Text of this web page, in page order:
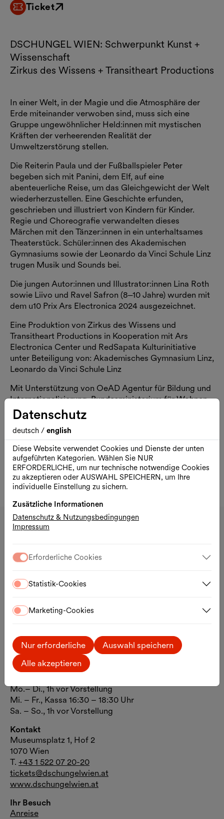
Ticket
Externer Link
DSCHUNGEL WIEN: Schwerpunkt Kunst +
Wissenschaft
Zirkus des Wissens + Transitheart Productions
In einer Welt, in der Magie und die Atmosphäre der
Erde miteinander verwoben sind, muss sich eine
Gruppe ungewöhnlicher Held:innen mit mystischen
Kräften der verheerenden Realität der
Umweltzerstörung stellen.
Die Reiterin Paula und der Fußballspieler Peter
begeben sich mit Panini, dem Elf, auf eine
abenteuerliche Reise, um das Gleichgewicht der Welt
wiederherzustellen. Eine Geschichte erfunden,
geschrieben und illustriert von Kindern für Kinder.
Regie und Choreografie verwandelten dieses
Märchen mit den Tänzer:innen in ein unterhaltsames
Theaterstück. Schüler:innen des Akademischen
Gymnasiums sowie der Leonardo da Vinci Schule Linz
trugen Musik und Sounds bei.
Die jungen Autor:innen und Illustrator:innen Lina Roth
sowie Liivo und Ravel Safron (8‒10 Jahre) wurden mit
dem u10 Prix Ars Electronica 2024 ausgezeichnet.
Eine Produktion von Zirkus des Wissens und
Transitheart Productions in Kooperation mit Ars
Electronica Center und RedSapata Kulturinitiative
unter Beteiligung von: Akademisches Gymnasium Linz,
Leonardo da Vinci Schule Linz
Mit Unterstützung von OeAD Agentur für Bildung und
Internationalisierung, Bundesministerium für Wohnen,
Kunst, Kultur, Medien & Sport, FFG Österreichische
Forschungsförderungsgesellschaft
Zum Projekt wurde einKinderbuchumgesetzt, das im
Handel erhältlich ist.
Dauer ca. 45 Minuten, anschließend 10 Minuten
Interaktion
DSCHUNGEL WIEN
Mo.– Di., 1h vor Vorstellung
Mi. – Fr., Kassa 16:30 – 18:30 Uhr
Sa. – So., 1h vor Vorstellung
Kontakt
Museumsplatz 1, Hof 2
1070 Wien
T. +43 1 522 07 20-20
tickets@dschungelwien.at
www.dschungelwien.at
Ihr Besuch
Anreise
Datenschutz
deutsch / english
Diese Website verwendet Cookies und Dienste der unten
aufgeführten Kategorien. Wählen Sie NUR
ERFORDERLICHE, um nur technische notwendige Cookies
zu akzeptieren oder AUSWAHL SPEICHERN, um Ihre
individuelle Einstellung zu sichern.
Zusätzliche Informationen
Datenschutz & Nutzungsbedingungen
Impressum
Erforderliche Cookies
Statistik-Cookies
Marketing-Cookies
Nur erforderliche
Auswahl speichern
Alle akzeptieren